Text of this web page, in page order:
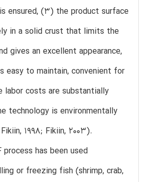
ensured, (3) the product surface
in a solid crust that limits the
gives an excellent appearance,
easy to maintain, convenient for
labor costs are substantially
technology is environmentally
1998; Fikiin, 2003).
process has been used
or freezing fish (shrimp, crab,